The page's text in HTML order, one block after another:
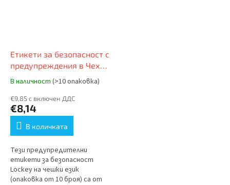
Етикети за безопасност с
предупреждения в Чехия
(опаковка от 10 броя)
В наличност (>10 опаковка)
€9,85 с включен ДДС
€8,14
В количката
Тези предупредителни
етикети за безопасност
Lockey на чешки език
(опаковка от 10 броя) са от